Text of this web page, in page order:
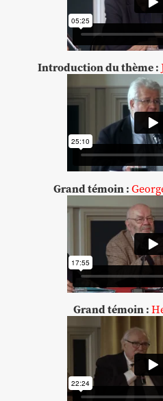
Introduction du thème :
Grand témoin :
Grand témoin :